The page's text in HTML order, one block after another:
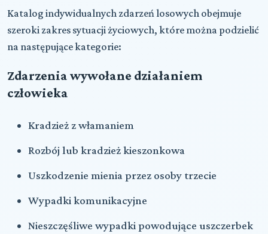
Katalog indywidualnych zdarzeń losowych obejmuje
szeroki zakres sytuacji życiowych, które można podzielić
na następujące kategorie:
Zdarzenia wywołane działaniem
człowieka
Kradzież z włamaniem
Rozbój lub kradzież kieszonkowa
Uszkodzenie mienia przez osoby trzecie
Wypadki komunikacyjne
Nieszczęśliwe wypadki powodujące uszczerbek